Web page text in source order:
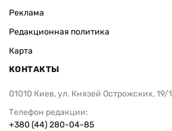
Реклама
Редакционная политика
Карта
КОНТАКТЫ
01010 Киев, ул. Князей Острожских, 19/1
Телефон редакции:
+380 (44) 280-04-85